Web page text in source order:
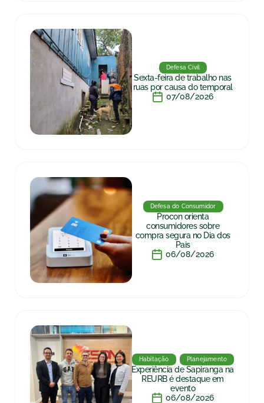
Defesa Civil
Sexta-feira de trabalho nas
ruas por causa do temporal
07/08/2026
Defesa do Consumidor
Procon orienta
consumidores sobre
compra segura no Dia dos
Pais
06/08/2026
Habitação Planejamento
Experiência de Sapiranga na
REURB é destaque em
evento
06/08/2026